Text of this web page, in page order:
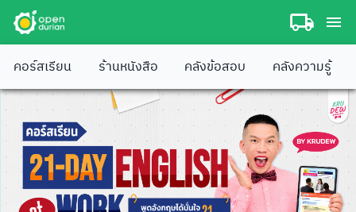
คอร์สเรียน ร้านหนังสือ คลังข้อสอบ คลังความรู้